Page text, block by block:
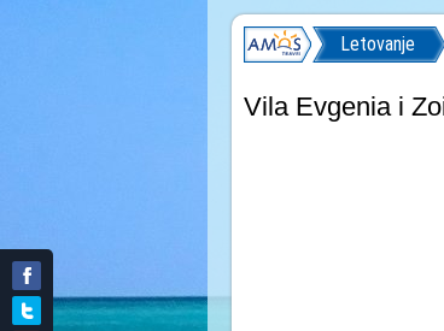
Letovanje
Vila Evgenia i